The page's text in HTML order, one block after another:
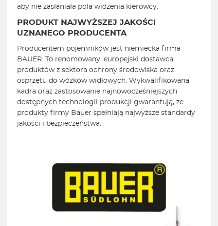
aby nie zasłaniała pola widzenia kierowcy.
PRODUKT NAJWYŻSZEJ JAKOŚCI
UZNANEGO PRODUCENTA
Producentem pojemników jest niemiecka firma
BAUER. To renomowany, europejski dostawca
produktów z sektora ochrony środowiska oraz
osprzętu do wózków widłowych. Wykwalifikowana
kadra oraz zastosowanie najnowocześniejszych
dostępnych technologii produkcji gwarantują, że
produkty firmy Bauer spełniają najwyższe standardy
jakości i bezpieczeństwa.